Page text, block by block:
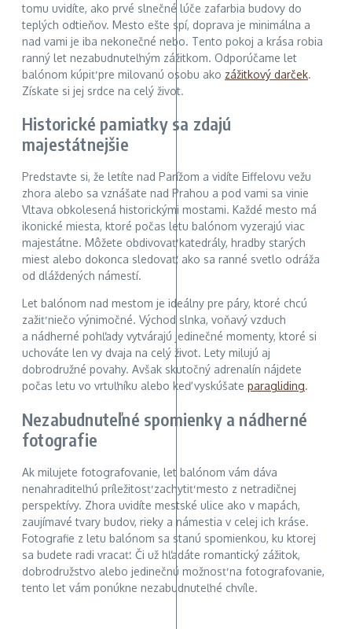
tomu uvidíte, ako prvé slnečné lúče zafarbia budovy do
teplých odtieňov. Mesto ešte spí, doprava je minimálna a
nad vami je iba nekonečné nebo. Tento pokoj a krása robia
ranný let nezabudnuteľným zážitkom. Odporúčame let
balónom kúpiť pre milovanú osobu ako zážitkový darček.
Získate si jej srdce na celý život.
Historické pamiatky sa zdajú
majestátnejšie
Predstavte si, že letíte nad Parížom a vidíte Eiffelovu vežu
zhora alebo sa vznášate nad Prahou a pod vami sa vinie
Vltava obkolesená historickými mostami. Každé mesto má
ikonické miesta, ktoré počas letu balónom vyzerajú viac
majestátne. Môžete obdivovať katedrály, hradby starých
miest alebo dokonca sledovať, ako sa ranné svetlo odráža
od dláždených námestí.
Let balónom nad mestom je ideálny pre páry, ktoré chcú
zažiť niečo výnimočné. Východ slnka, voňavý vzduch
a nádherné pohľady vytvárajú jedinečné momenty, ktoré si
uchováte len vy dvaja na celý život. Lety milujú aj
dobrodružné povahy. Avšak skutočný adrenalín nájdete
počas letu vo vrtuľníku alebo keď vyskúšate paragliding.
Nezabudnuteľné spomienky a nádherné
fotografie
Ak milujete fotografovanie, let balónom vám dáva
nenahraditeľnú príležitosť zachytiť mesto z netradičnej
perspektívy. Zhora uvidíte mestské ulice ako v mapách,
zaujímavé tvary budov, rieky a námestia v celej ich kráse.
Fotografie z letu balónom sa stanú spomienkou, ku ktorej
sa budete radi vracať. Či už hľadáte romantický zážitok,
dobrodružstvo alebo jedinečnú možnosť na fotografovanie,
tento let vám ponúkne nezabudnuteľné chvíle.